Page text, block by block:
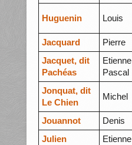
Huguenin Louis
Jacquard
Pierre
Jacquet, dit
Pachéas
Etienne
Pascal
Jonquat, dit
Le Chien
Michel
Jouannot Denis
Julien
Etienne